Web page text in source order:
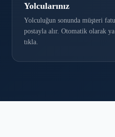
Yolcularınız
Yolculuğun sonunda müşteri
postayla alır. Otomatik olarak
tıkla.